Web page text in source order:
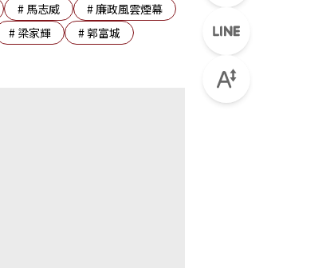
# 馬志威 #廉政風雲煙幕
# 梁家輝 #郭富城